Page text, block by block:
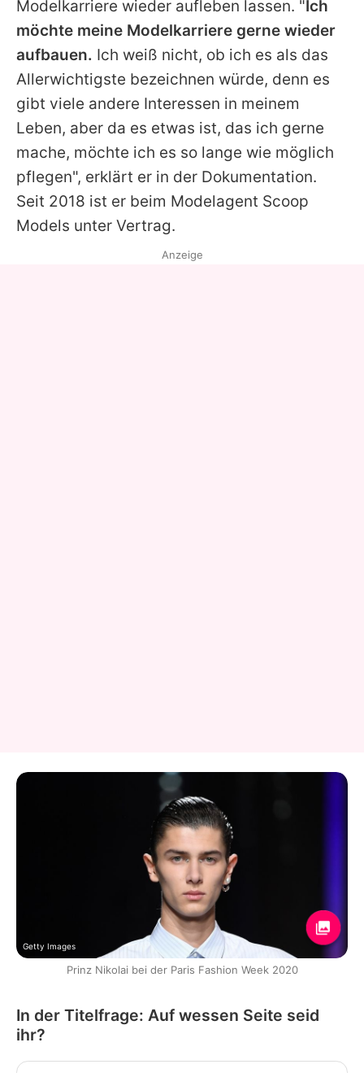
Modelkarriere wieder aufleben lassen. "Ich
möchte meine Modelkarriere gerne wieder
aufbauen. Ich weiß nicht, ob ich es als das
Allerwichtigste bezeichnen würde, denn es
gibt viele andere Interessen in meinem
Leben, aber da es etwas ist, das ich gerne
mache, möchte ich es so lange wie möglich
pflegen", erklärt er in der Dokumentation.
Seit 2018 ist er beim Modelagent Scoop
Models unter Vertrag.
Anzeige
Getty Images
Prinz Nikolai bei der Paris Fashion Week 2020
In der Titelfrage: Auf wessen Seite seid
ihr?